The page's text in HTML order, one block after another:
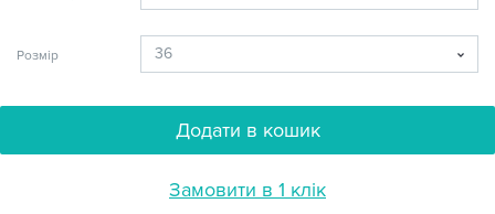
Розмір
Додати в кошик
Замовити в 1 клік